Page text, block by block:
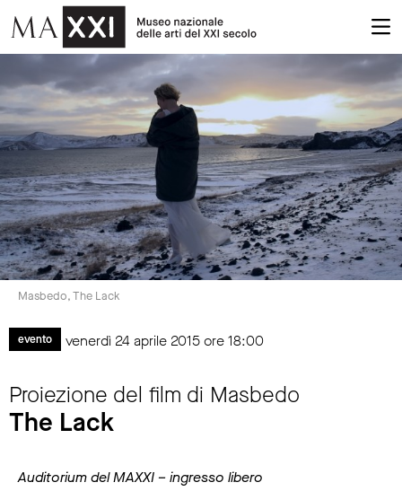
Masbedo, The Lack
evento venerdì 24 aprile 2015 ore 18:00
Proiezione del film di Masbedo
The Lack
Auditorium del MAXXI – ingresso libero